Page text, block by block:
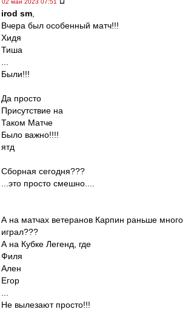
02 май 2023 07:51
irod sm
Вчера был особенный матч!!!
Хидя
Тиша
Были!!!
Да просто
Присутствие на
Таком Матче
Было важно!!!!
ятд
Сборная сегодня???
...это просто смешно....
А на матчах ветеранов Карпин раньше много
играл???
А на Кубке Легенд, где
Филя
Ален
Егор
Не вылезают просто!!!